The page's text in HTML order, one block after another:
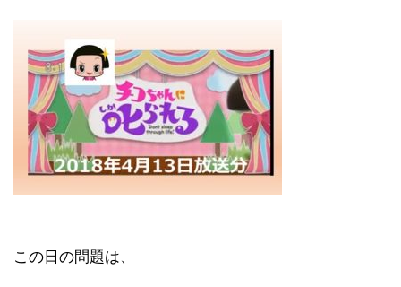
この日の問題は、